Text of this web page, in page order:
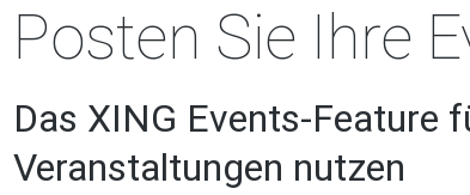
Posten Sie Ihre
Das XING Events-Feature
Veranstaltungen nutzen